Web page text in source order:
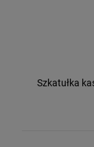
Szkatułka